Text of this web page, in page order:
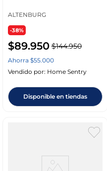
ALTENBURG
-38%
$89.950 $144.950
Ahorra $55.000
Vendido por: Home Sentry
Disponible en tiendas